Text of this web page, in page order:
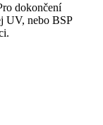
dokončení
UV, nebo BSP